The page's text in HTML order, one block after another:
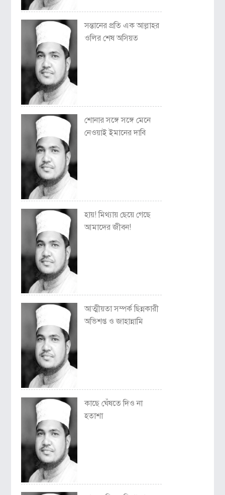
সন্তানের প্রতি এক আল্লাহর
ওলির শেষ অসিয়ত
শোনার সঙ্গে সঙ্গে মেনে
নেওয়াই ইমানের দাবি
হায়! মিথ্যায় ছেয়ে গেছে
আমাদের জীবন!
আত্মীয়তা সম্পর্ক ছিন্নকারী
অভিশপ্ত ও জাহান্নামি
কাছে ঘেঁষতে দিও না
হতাশা